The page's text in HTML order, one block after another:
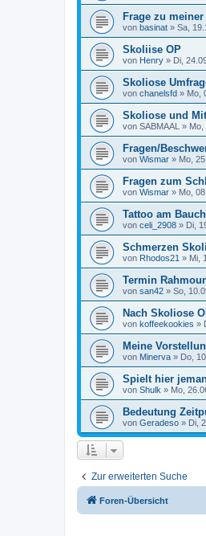
Frage zu
von basinat » Sa,
Skoliise OP
von Henry » Di,
Skoliose
von chanelsfd » Mo,
Skoliose und
von SABMAAL » Mo,
Fragen/
von Wismar » Mo,
Fragen zum
von Wismar » Mo,
Tattoo am
von celi_2908 » Di,
Schmerzen
von Rhodos21 » Mi,
Termin
von san42 » So,
Nach Skoliose
von koffeekookies »
Meine
von Minerva » Do,
Spielt hier
von Shulk » Mo,
Bedeutung
von Geradeso » Di,
Zur erweiterten Suche
Foren-Übersicht